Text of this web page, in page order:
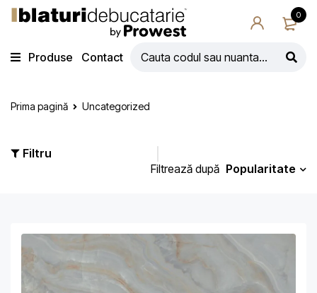
0
Produse Contact
Prima pagină Uncategorized
Filtru
Filtrează după Popularitate